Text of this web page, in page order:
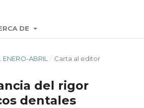
DE
ENERO-ABRIL / Carta al editor
del rigor
dentales